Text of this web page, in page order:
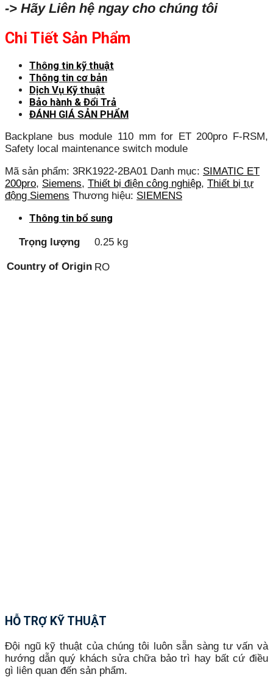
-> Hãy Liên hệ ngay cho chúng tôi
Chi Tiết Sản Phẩm
Thông tin kỹ thuật
Thông tin cơ bản
Dịch Vụ Kỹ thuật
Bảo hành & Đổi Trả
ĐÁNH GIÁ SẢN PHẨM
Backplane bus module 110 mm for ET 200pro F-RSM,
Safety local maintenance switch module
Mã sản phẩm: 3RK1922-2BA01 Danh mục: SIMATIC ET
200pro, Siemens, Thiết bị điện công nghiệp, Thiết bị tự
động Siemens Thương hiệu: SIEMENS
Thông tin bổ sung
Trọng lượng 0.25 kg
Country of Origin RO
HỖ TRỢ KỸ THUẬT
Đội ngũ kỹ thuật của chúng tôi luôn sẵn sàng tư vấn và
hướng dẫn quý khách sửa chữa bảo trì hay bất cứ điều
gì liên quan đến sản phẩm.